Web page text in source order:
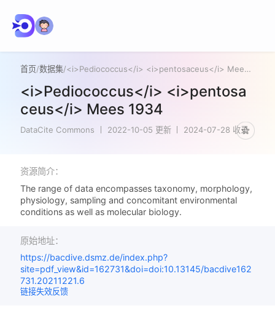
首页/数据集/ <i>Pediococcus</i> <i>pentosaceus</i> Mees 1934
<i>Pediococcus</i> <i>pentosa
ceus</i> Mees 1934
DataCite Commons 2022-10-05 更新 2024-07-28 收录
资源简介：
The range of data encompasses taxonomy, morphology,
physiology, sampling and concomitant environmental
conditions as well as molecular biology.
原始地址：
https://bacdive.dsmz.de/index.php?
site=pdf_view&id=162731&doi=doi:10.13145/bacdive162
731.20211221.6
链接失效反馈